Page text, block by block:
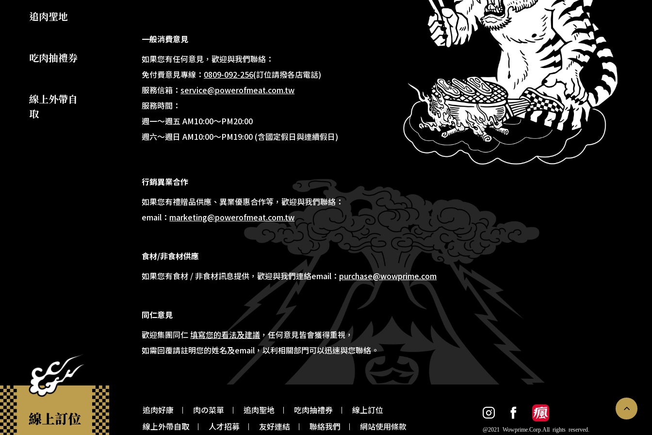
追肉聖地
吃肉抽禮券
線上外帶自
取
線上訂位
一般消費意見
如果您有任何意見，歡迎與我們聯絡：
免付費意見專線： 0809-092-256(訂位請撥各店電話)
服務信箱：service@powerofmeat.com.tw
服務時間：
週一～週五 AM10:00～PM20:00
週六～週日 AM10:00～PM19:00 (含國定假日與連續假日)
行銷異業合作
如果您有禮贈品供應、異業優惠合作等，歡迎與我們聯絡：
email： marketing@powerofmeat.com.tw
食材/非食材供應
如果您有食材 / 非食材訊息提供，歡迎與我們連絡email： purchase@wowprime.com
同仁意見
歡迎集團同仁填寫您的看法及建議 ，任何意見皆會獲得重視，
如需回覆請註明您的姓名及email，以利相關部門可以迅速與您聯絡。
追肉好康 肉の菜單 追肉聖地 吃肉抽禮券
線上訂位
線上外帶自取
人才招募 友好連結 聯絡我們 網站使用條款 @2021 Wowprime.Corp.All rights reserved.